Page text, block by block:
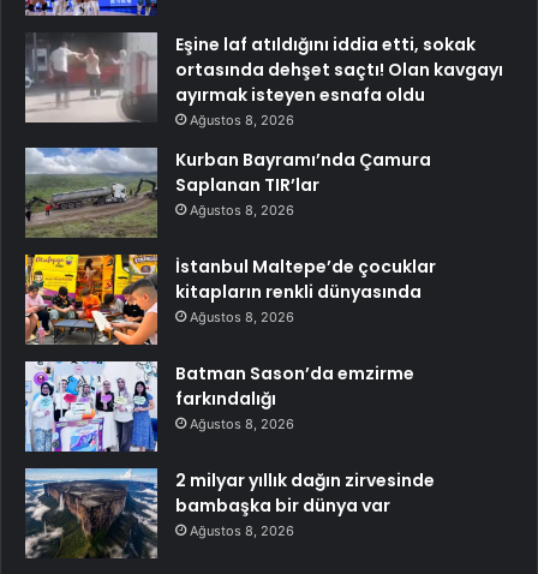
Eşine laf atıldığını iddia etti, sokak
ortasında dehşet saçtı! Olan kavgayı
ayırmak isteyen esnafa oldu
Ağustos 8, 2026
Kurban Bayramı’nda Çamura
Saplanan TIR’lar
Ağustos 8, 2026
İstanbul Maltepe’de çocuklar
kitapların renkli dünyasında
Ağustos 8, 2026
Batman Sason’da emzirme
farkındalığı
Ağustos 8, 2026
2 milyar yıllık dağın zirvesinde
bambaşka bir dünya var
Ağustos 8, 2026